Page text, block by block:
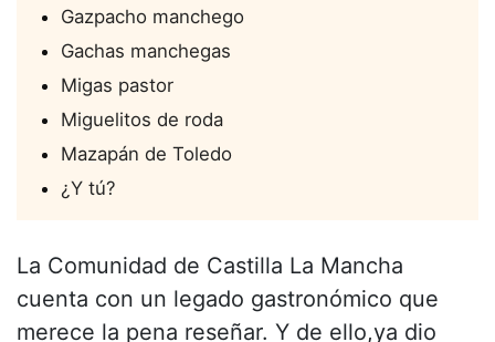
Gazpacho manchego
Gachas manchegas
Migas pastor
Miguelitos de roda
Mazapán de Toledo
¿Y tú?
La Comunidad de Castilla La Mancha
cuenta con un legado gastronómico que
merece la pena reseñar. Y de ello,ya dio